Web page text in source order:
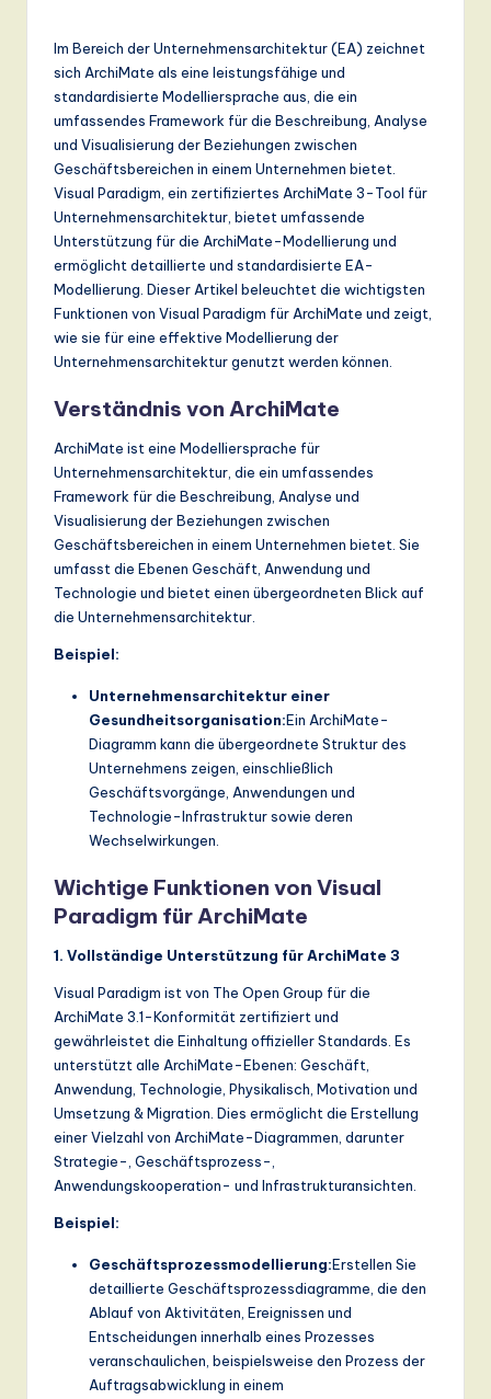
T
in
A
S
D
ig
it
In
Im Bereich der Unternehmensarchitektur (EA) zeichnet
sich ArchiMate als eine leistungsfähige und
standardisierte Modelliersprache aus, die ein
umfassendes Framework für die Beschreibung, Analyse
und Visualisierung der Beziehungen zwischen
Geschäftsbereichen in einem Unternehmen bietet.
Visual Paradigm, ein zertifiziertes ArchiMate 3-Tool für
Unternehmensarchitektur, bietet umfassende
Unterstützung für die ArchiMate-Modellierung und
ermöglicht detaillierte und standardisierte EA-
Modellierung. Dieser Artikel beleuchtet die wichtigsten
Funktionen von Visual Paradigm für ArchiMate und zeigt,
wie sie für eine effektive Modellierung der
Unternehmensarchitektur genutzt werden können.
Verständnis von ArchiMate
ArchiMate ist eine Modelliersprache für
Unternehmensarchitektur, die ein umfassendes
Framework für die Beschreibung, Analyse und
Visualisierung der Beziehungen zwischen
Geschäftsbereichen in einem Unternehmen bietet. Sie
umfasst die Ebenen Geschäft, Anwendung und
Technologie und bietet einen übergeordneten Blick auf
die Unternehmensarchitektur.
Beispiel:
Unternehmensarchitektur einer
Gesundheitsorganisation:Ein ArchiMate-
Diagramm kann die übergeordnete Struktur des
Unternehmens zeigen, einschließlich
Geschäftsvorgänge, Anwendungen und
Technologie-Infrastruktur sowie deren
Wechselwirkungen.
Wichtige Funktionen von Visual
Paradigm für ArchiMate
1. Vollständige Unterstützung für ArchiMate 3
Visual Paradigm ist von The Open Group für die
ArchiMate 3.1-Konformität zertifiziert und
gewährleistet die Einhaltung offizieller Standards. Es
unterstützt alle ArchiMate-Ebenen: Geschäft,
Anwendung, Technologie, Physikalisch, Motivation und
Umsetzung & Migration. Dies ermöglicht die Erstellung
einer Vielzahl von ArchiMate-Diagrammen, darunter
Strategie-, Geschäftsprozess-,
Anwendungskooperation- und Infrastrukturansichten.
Beispiel:
Geschäftsprozessmodellierung:Erstellen Sie
detaillierte Geschäftsprozessdiagramme, die den
Ablauf von Aktivitäten, Ereignissen und
Entscheidungen innerhalb eines Prozesses
veranschaulichen, beispielsweise den Prozess der
Auftragsabwicklung in einem